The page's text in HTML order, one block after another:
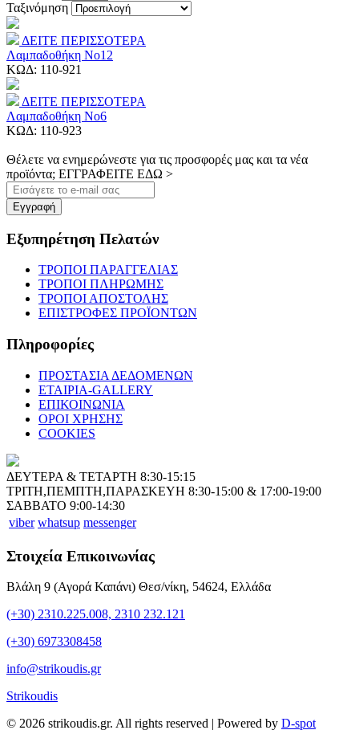
Ταξινόμηση
ΔΕΙΤΕ ΠΕΡΙΣΣΟΤΕΡΑ
Λαμπαδοθήκη Νο12
ΚΩΔ: 110-921
ΔΕΙΤΕ ΠΕΡΙΣΣΟΤΕΡΑ
Λαμπαδοθήκη Νο6
ΚΩΔ: 110-923
Θέλετε να ενημερώνεστε για τις προσφορές μας και τα νέα
προϊόντα; ΕΓΓΡΑΦΕΙΤΕ ΕΔΩ >
Εγγραφή
Εξυπηρέτηση Πελατών
ΤΡΟΠΟΙ ΠΑΡΑΓΓΕΛΙΑΣ
ΤΡΟΠΟΙ ΠΛΗΡΩΜΗΣ
ΤΡΟΠΟΙ ΑΠΟΣΤΟΛΗΣ
ΕΠΙΣΤΡΟΦΕΣ ΠΡΟΪΟΝΤΩΝ
Πληροφορίες
ΠΡΟΣΤΑΣΙΑ ΔΕΔΟΜΕΝΩΝ
ΕΤΑΙΡΙΑ-GALLERY
ΕΠΙΚΟΙΝΩΝΙΑ
ΟΡΟΙ ΧΡΗΣΗΣ
COOKIES
ΔΕΥΤΕΡΑ & ΤΕΤΑΡΤΗ 8:30-15:15
ΤΡΙΤΗ,ΠΕΜΠΤΗ,ΠΑΡΑΣΚΕΥΗ 8:30-15:00 & 17:00-19:00
ΣΑΒΒΑΤΟ 9:00-14:30
viber whatsup messenger
Στοιχεία Επικοινωνίας
Βλάλη 9 (Αγορά Καπάνι) Θεσ/νίκη, 54624, Ελλάδα
(+30) 2310.225.008, 2310 232.121
(+30) 6973308458
info@strikoudis.gr
Strikoudis
© 2026 strikoudis.gr. All rights reserved | Powered by D-spot